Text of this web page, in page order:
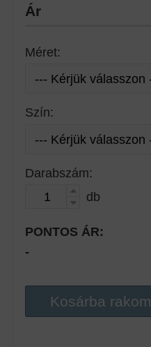
Ár
Méret:
Szín:
Darabszám:
db
PONTOS ÁR:
-
Kosárba rakom